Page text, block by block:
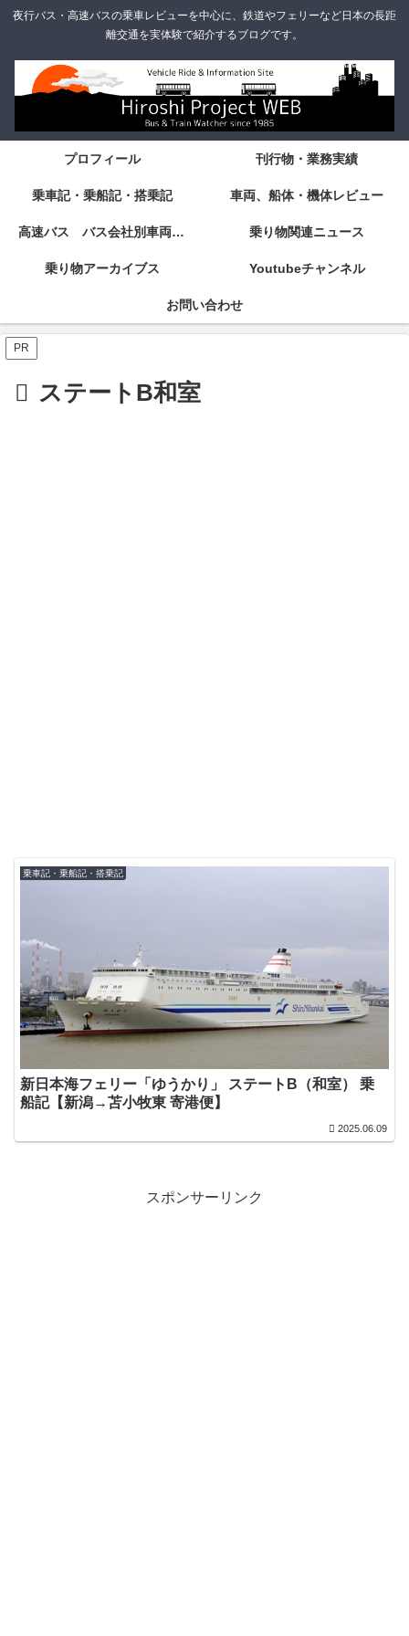
夜行バス・高速バスの乗車レビューを中心に、鉄道やフェリーなど日本の長距
離交通を実体験で紹介するブログです。
プロフィール 刊行物・業務実績
乗車記・乗船記・搭乗記 車両、船体・機体レビュー
高速バス バス会社別車両・設備・シート紹介 乗り物関連ニュース
乗り物アーカイブス Youtubeチャンネル
お問い合わせ
PR
ステートB和室
乗車記・乗船記・搭乗記
新日本海フェリー「ゆうかり」 ステートB（和室） 乗
船記【新潟→苫小牧東 寄港便】
2025.06.09
スポンサーリンク